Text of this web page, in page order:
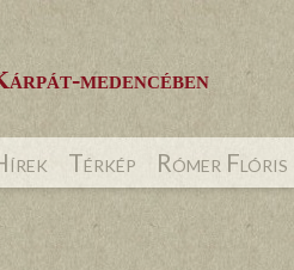
medencében
Térkép Rómer Flóris